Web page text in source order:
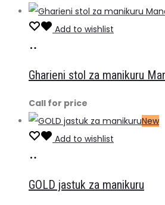
Add to wishlist
upit
Gharieni stol za manikuru
Call for price
New
Add to wishlist
košaricu
GOLD jastuk za manikuru